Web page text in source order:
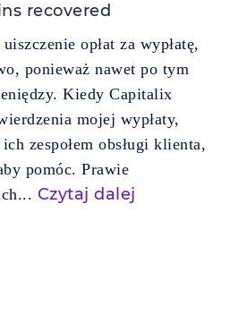
recovered
opłat za wypłatę,
ponieważ nawet po tym
Kiedy Capitalix
mojej wypłaty,
zespołem obsługi klienta,
pomóc. Prawie
Czytaj dalej